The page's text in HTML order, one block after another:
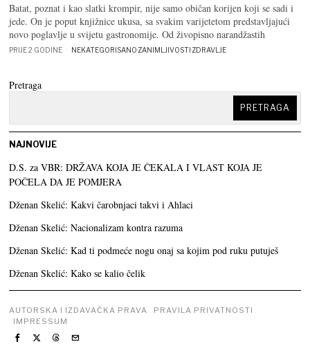
Batat, poznat i kao slatki krompir, nije samo običan korijen koji se sadi i
jede. On je poput knjižnice ukusa, sa svakim varijetetom predstavljajući
novo poglavlje u svijetu gastronomije. Od živopisno narandžastih
PRIJE 2 GODINE NEKATEGORISANO·ZANIMLJIVOSTI·ZDRAVLJE
Pretraga
PRETRAGA
NAJNOVIJE
D.S. za VBR: DRŽAVA KOJA JE ČEKALA I VLAST KOJA JE
POČELA DA JE POMJERA
Dženan Skelić: Kakvi čarobnjaci takvi i Ahlaci
Dženan Skelić: Nacionalizam kontra razuma
Dženan Skelić: Kad ti podmeće nogu onaj sa kojim pod ruku putuješ
Dženan Skelić: Kako se kalio čelik
AUTORSKA I IZDAVAČKA PRAVA
PRAVILA PRIVATNOSTI
IMPRESSUM